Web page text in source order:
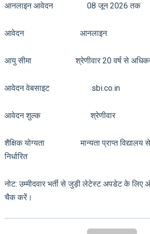
आनलाइन आवेदन 08 जून 2026 तक
आवेदन आनलाइन
आयु सीमा श्रेणीवार 20 वर्ष से
आवेदन वेबसाइट sbi.co.in
आवेदन शुल्क श्रेणीवार
शैक्षिक योग्यता मान्यता प्राप्त विद्यालय से
निर्धारित
नोट: उम्मीदवार भर्ती से जुड़ी लेटेस्ट अपडेट के
चैक करें।